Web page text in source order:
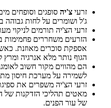
זרעי צ'יה
ג'ל ושומרים על לחות גבוהה
זרעי הצ'יה תורמים לניקוי
הזרעים משחררים פחמימות
אספקת סוכרים מאוזנת.
הגוף נותר מלא אנרגיה ומרץ
לשמירה על מערכת חיסון
זרעי הצ'יה משפרים את ספיגת
מאטים תהליכי הזדקנות של
של עור הפנים.